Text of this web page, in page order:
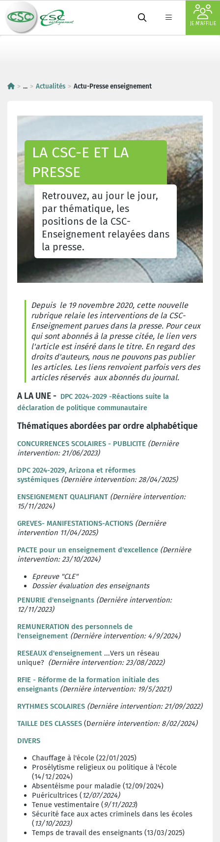
JE M'AFFILIE
... Actualités Actu-Presse enseignement
LA CSC-E ET LA
PRESSE
Retrouvez, au jour le jour,
par thématique, les
positions de la CSC-
Enseignement relayées dans
la presse.
Depuis le 19 novembre 2020, cette nouvelle
rubrique relaie les interventions de la CSC-
Enseignement parues dans la presse. Pour ceux
qui sont abonnés à la presse citée, le lien vers
l'article est inséré dans le titre. En regard des
droits d'auteurs, nous ne pouvons pas publier
les articles. Les liens renvoient parfois vers des
articles réservés aux abonnés du journal.
A LA UNE - DPC 2024-2029 -Réactions suite la
déclaration de politique communautaire
Thématiques abordées par ordre alphabétique
CONCURRENCES SCOLAIRES - PUBLICITE (Dernière
intervention: 21/06/2023)
DPC 2024-2029, Arizona et réformes
systémiques (Dernière intervention: 28/04/2025)
ENSEIGNEMENT QUALIFIANT (Dernière intervention:
15/11/2024)
GREVES- MANIFESTATIONS-ACTIONS (Dernière
intervention 11/04/2025)
PACTE pour un enseignement d'excellence (Dernière
intervention: 23/10/2024)
Epreuve "CLE"
Dossier évaluation des enseignants
PENURIE d'enseignants (Dernière intervention:
12/11/2023)
REMUNERATION des personnels de
l'enseignement (Dernière intervention: 4/9/2024)
RESEAUX d'enseignement ...Vers un réseau
unique? (Dernière intervention: 23/08/2022)
RFIE - Réforme de la formation initiale des
enseignants (Dernière intervention: 19/5/2021)
RYTHMES SCOLAIRES (Dernière intervention: 21/09/2022)
TAILLE DES CLASSES (Dernière intervention: 8/02/2024)
DIVERS
Chauffage à l'école (22/01/2025)
Prosélytisme religieux ou politique à l'école
(14/12/2024)
Absentéisme pour maladie (12/09/2024)
Puéricultrices (12/07/2024)
Tenue vestimentaire (9/11/2023)
Sécurité face aux actes criminels dans les écoles
(13/10/2023)
Temps de travail des enseignants (13/03/2025)